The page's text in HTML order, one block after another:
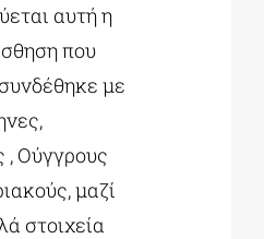
αυτή η
που
με
, Ούγγρους
μαζί
στοιχεία